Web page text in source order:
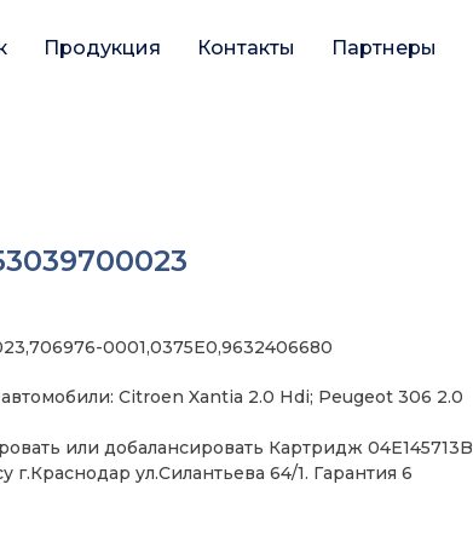
Продукция Контакты Партнеры
0001,0375E0,9632406680
автомобили: Citroen Xantia 2.0 Hdi; Peugeot 306 2.0
или добалансировать Картридж 04E145713B
г.Краснодар ул.Силантьева 64/1. Гарантия 6